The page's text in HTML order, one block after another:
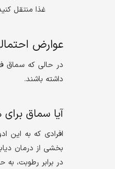
غذا منتقل
عوارض
در حالی که سماق
داشته باشند.
آیا سماق
افرادی که به این
بخشی از درمان
در برابر رطوبت،